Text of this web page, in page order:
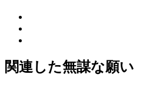
関連した無謀な願い